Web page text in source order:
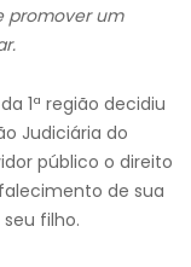
promover um
1ª região decidiu
Judiciária do
público o direito
de sua
filho.